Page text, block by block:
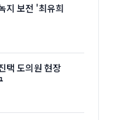
지 보전 '최유희
택 도의원 현장